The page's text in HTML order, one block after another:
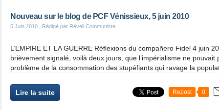
Nouveau sur le blog de PCF Vénissieux, 5 juin 2010
5 Juin 2010 , Rédigé par Réveil Communiste
L’EMPIRE ET LA GUERRE Réflexions du compañero Fidel 4 juin
brièvement signalé, voilà deux jours, que l’impérialisme ne
problème de la consommation des stupéfiants qui ravage la
Lire la suite Repost 0